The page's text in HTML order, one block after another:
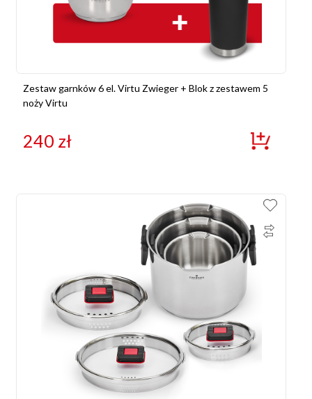
Zestaw garnków 6 el. Virtu Zwieger + Blok z zestawem 5
noży Virtu
240 zł